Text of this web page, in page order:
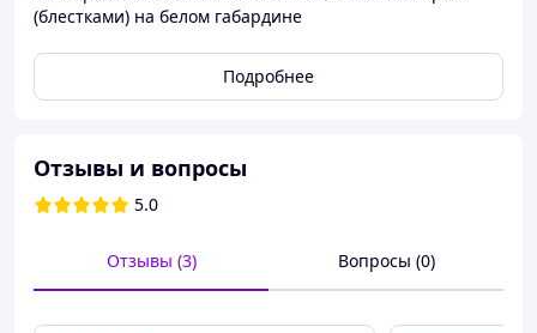
(блестками) на белом габардине
Подробнее
Отзывы и вопросы
5.0
Отзывы (3) Вопросы (0)